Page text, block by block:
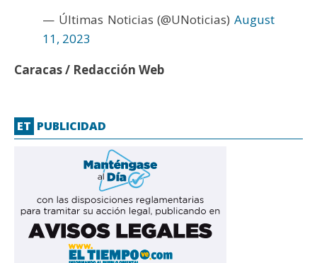
— Últimas Noticias (@UNoticias) August
11, 2023
Caracas / Redacción Web
ET PUBLICIDAD